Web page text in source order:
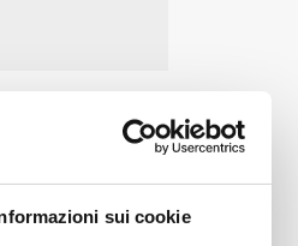
sui cookie